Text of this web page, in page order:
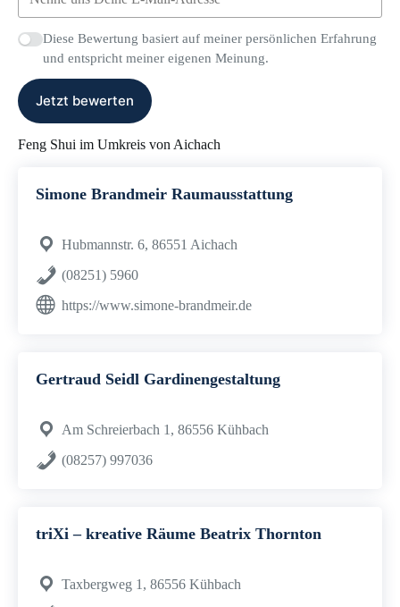
Diese Bewertung basiert auf meiner persönlichen Erfahrung
und entspricht meiner eigenen Meinung.
Jetzt bewerten
Feng Shui im Umkreis von Aichach
Simone Brandmeir Raumausstattung
Hubmannstr. 6, 86551 Aichach
(08251) 5960
https://www.simone-brandmeir.de
Gertraud Seidl Gardinengestaltung
Am Schreierbach 1, 86556 Kühbach
(08257) 997036
triXi – kreative Räume Beatrix Thornton
Taxbergweg 1, 86556 Kühbach